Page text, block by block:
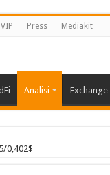
VIP Press Mediakit
Analisi Exchange
0,402$